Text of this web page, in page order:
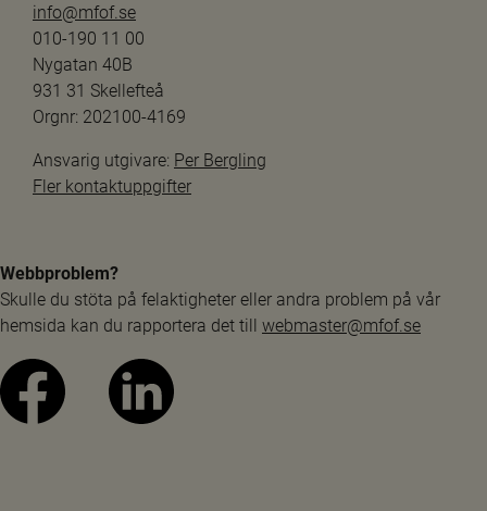
info@mfof.se
010-190 11 00
Nygatan 40B
931 31 Skellefteå
Orgnr: 202100-4169
Ansvarig utgivare: Per Bergling
Fler kontaktuppgifter
Webbproblem?
Skulle du stöta på felaktigheter eller andra problem på vår
hemsida kan du rapportera det till webmaster@mfof.se